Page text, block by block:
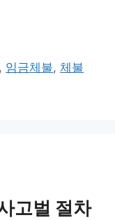
, 임금체불,체불
고벌 절차